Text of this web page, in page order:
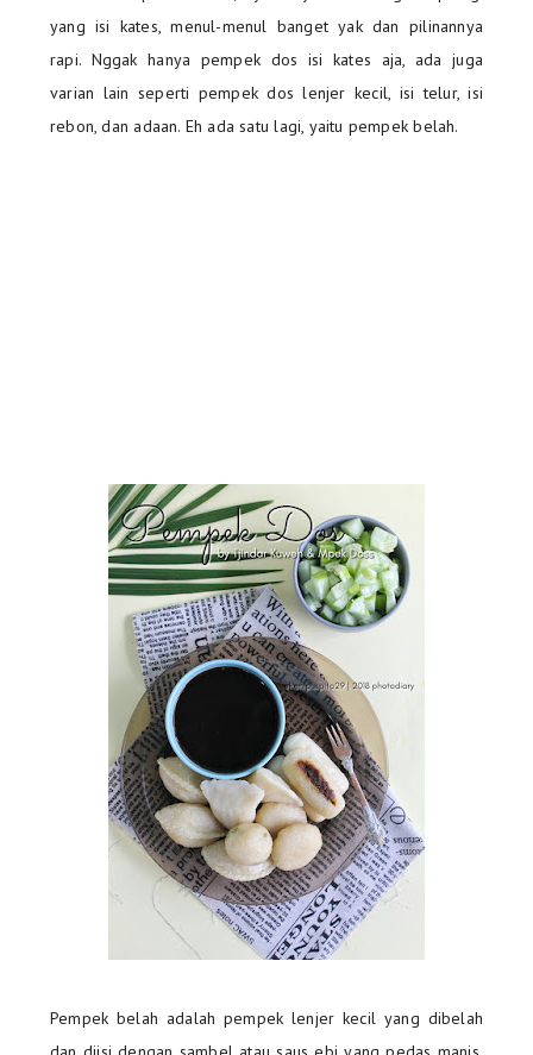
yang isi kates, menul-menul banget yak dan pilinannya
rapi. Nggak hanya pempek dos isi kates aja, ada juga
varian lain seperti pempek dos lenjer kecil, isi telur, isi
rebon, dan adaan. Eh ada satu lagi, yaitu pempek belah.
Pempek belah adalah pempek lenjer kecil yang dibelah